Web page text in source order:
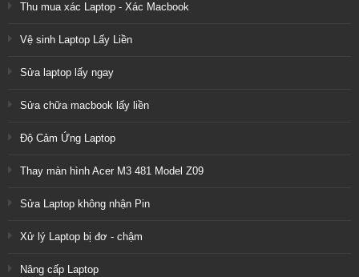
Thu mua xác Laptop - Xác Macbook
Vệ sinh Laptop Lấy Liền
Sửa laptop lấy ngay
Sửa chữa macbook lấy liền
Độ Cảm Ứng Laptop
Thay màn hình Acer M3 481 Model Z09
Sửa Laptop không nhận Pin
Xử lý Laptop bị đơ - chậm
Nâng cấp Laptop